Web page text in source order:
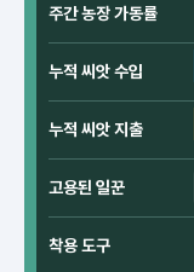
주간 농장 가동률
누적 씨앗 수입
누적 씨앗 지출
고용된 일꾼
착용 도구